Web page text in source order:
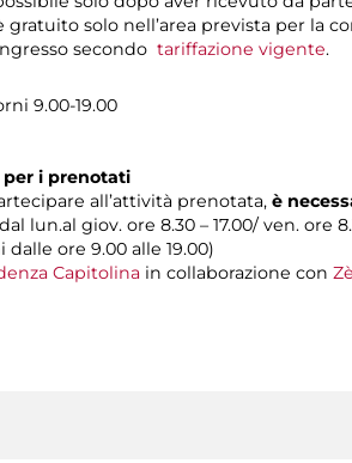
gratuito solo nell’area prevista per la
secondo tariffazione vigente.
9.00-19.00
i prenotati
all’attività prenotata, è
lun.al giov. ore 8.30 – 17.00/ ven. ore
ore 9.00 alle 19.00)
Capitolina in collaborazione con